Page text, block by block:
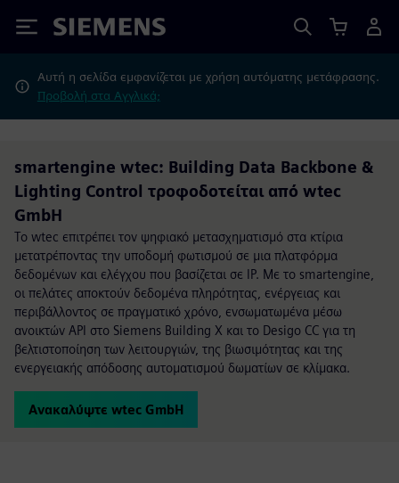
Siemens
Αυτή η σελίδα εμφανίζεται με χρήση αυτόματης μετάφρασης.
Προβολή στα Αγγλικά;
smartengine wtec: Building Data Backbone &
Lighting Control τροφοδοτείται από wtec
GmbH
Το wtec επιτρέπει τον ψηφιακό μετασχηματισμό στα κτίρια
μετατρέποντας την υποδομή φωτισμού σε μια πλατφόρμα
δεδομένων και ελέγχου που βασίζεται σε IP. Με το smartengine,
οι πελάτες αποκτούν δεδομένα πληρότητας, ενέργειας και
περιβάλλοντος σε πραγματικό χρόνο, ενσωματωμένα μέσω
ανοικτών API στο Siemens Building X και το Desigo CC για τη
βελτιστοποίηση των λειτουργιών, της βιωσιμότητας και της
ενεργειακής απόδοσης αυτοματισμού δωματίων σε κλίμακα.
Ανακαλύψτε wtec GmbH